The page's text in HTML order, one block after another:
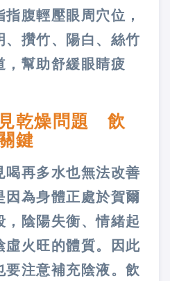
腹輕壓眼周穴位，
、攢竹、陽白、絲竹
，幫助舒緩眼睛疲
乾燥問題 飲
鍵
喝再多水也無法改善
因為身體正處於賀爾
，陰陽失衡、情緒起
虛火旺的體質。因此
要注意補充陰液。飲